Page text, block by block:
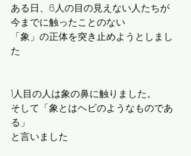
ある日、6人の目の見えない人たちが
今までに触ったことのない
「象」の正体を突き止めようとしまし
た
1人目の人は象の鼻に触りました。
そして「象とはヘビのようなものであ
る」
と言いました